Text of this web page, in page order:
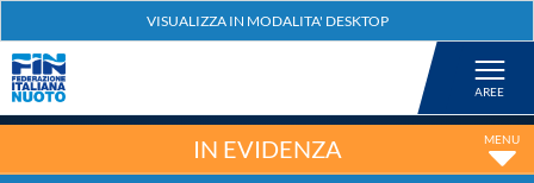
Nuoto
IN EVIDENZA